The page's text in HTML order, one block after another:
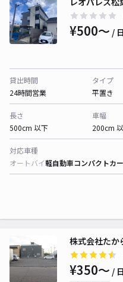
¥500〜 / 日
貸出時間
24時間営業
タイプ
平置き
長さ
500cm 以下
車幅
200cm
対応車種
オートバイ軽自動車コンパクトカー
株式会社たか
¥350〜 / 日